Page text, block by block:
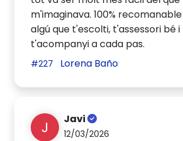
m'imaginava. 100%
algú que t'escolti, t'assessori bé i
t'acompanyi a cada pas.
#227 Lorena Baño
J Javi
12/03/2026